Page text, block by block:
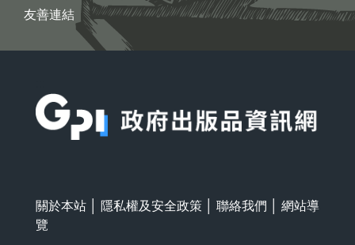
友善連結
關於本站 隱私權及安全政策 聯絡我們
網站導
覽